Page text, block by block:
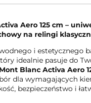
Aero 125 cm –
na relingi
i estetycznego
idealnie pasuje do
Mont Blanc Activa Aero
dla wymagających
bezpieczeństwo i